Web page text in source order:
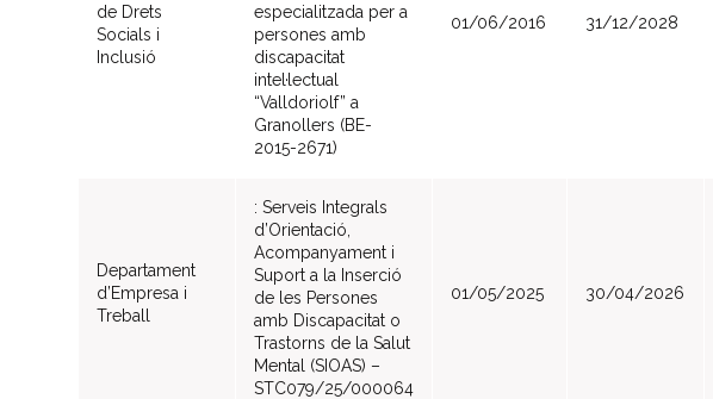
de Drets
Socials i
Inclusió
especialitzada per a
persones amb
discapacitat
intel·lectual
“Valldoriolf” a
Granollers (BE-
2015-2671)
01/06/2016 31/12/2028
Departament
d’Empresa i
Treball
: Serveis Integrals
d’Orientació,
Acompanyament i
Suport a la Inserció
de les Persones
amb Discapacitat o
Trastorns de la Salut
Mental (SIOAS) –
STC079/25/000064
01/05/2025 30/04/2026